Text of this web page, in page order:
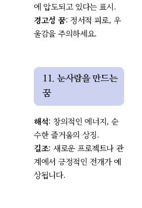
에 압도되고 있다는 표시.
경고성 꿈: 정서적 피로, 우
울감을 주의하세요.
11. 눈사람을 만드는
꿈
해석: 창의적인 에너지, 순
수한 즐거움의 상징.
길조: 새로운 프로젝트나 관
계에서 긍정적인 전개가 예
상됩니다.